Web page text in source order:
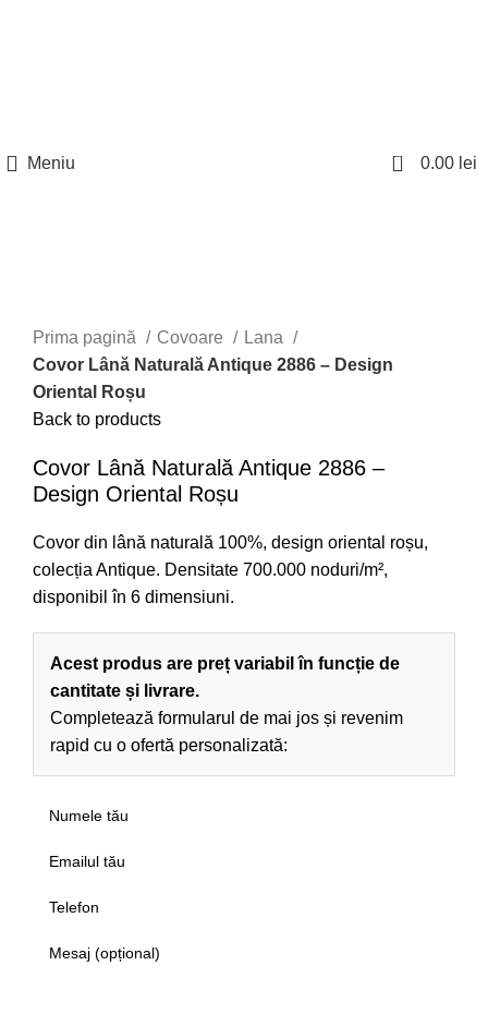
Meniu 0 0.00 lei
Prima pagină
Covoare
Lana
Covor Lână Naturală Antique 2886 – Design
Oriental Roșu
Back to products
Covor Lână Naturală Antique 2886 –
Design Oriental Roșu
Covor din lână naturală 100%, design oriental roșu,
colecția Antique. Densitate 700.000 noduri/m²,
disponibil în 6 dimensiuni.
Acest produs are preț variabil în funcție de
cantitate și livrare.
Completează formularul de mai jos și revenim
rapid cu o ofertă personalizată: